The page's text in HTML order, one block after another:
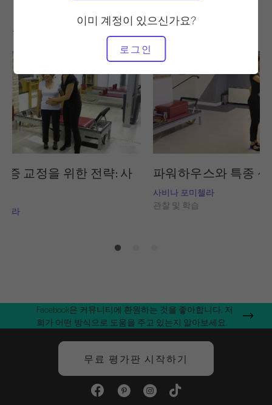
이미 계정이 있으신가요?
로그인
좋아할 만한 다른 운동
증 교정을 위한 전략: 사
첼라
파워하우스와 특종
사비나 포미첼라
관찰 및 학습
Facebook은 커뮤니티에 환원하는 것을 좋아합니다. 저
희가 어떤 방식으로 도움을 주고 있는지 알아보세요.
무료 평가판 시작하기